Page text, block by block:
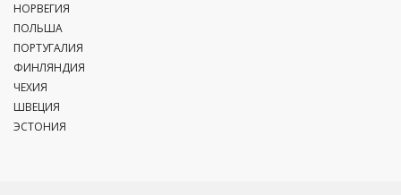
НОРВЕГИЯ
ПОЛЬША
ПОРТУГАЛИЯ
ФИНЛЯНДИЯ
ЧЕХИЯ
ШВЕЦИЯ
ЭСТОНИЯ